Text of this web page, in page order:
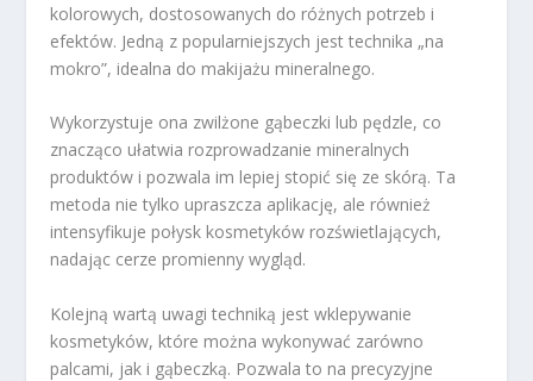
kolorowych, dostosowanych do różnych potrzeb i
efektów. Jedną z popularniejszych jest technika „na
mokro”, idealna do makijażu mineralnego.
Wykorzystuje ona zwilżone gąbeczki lub pędzle, co
znacząco ułatwia rozprowadzanie mineralnych
produktów i pozwala im lepiej stopić się ze skórą. Ta
metoda nie tylko upraszcza aplikację, ale również
intensyfikuje połysk kosmetyków rozświetlających,
nadając cerze promienny wygląd.
Kolejną wartą uwagi techniką jest wklepywanie
kosmetyków, które można wykonywać zarówno
palcami, jak i gąbeczką. Pozwala to na precyzyjne